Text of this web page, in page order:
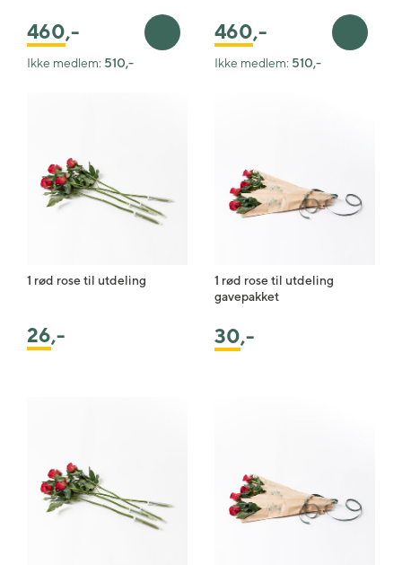
460,- Legg i handlekurv
Ikke medlem: 510,-
460,- Legg i
Ikke medlem: 510,-
1 rød rose til utdeling
26,-
1 rød rose til utdeling
gavepakket
30,-